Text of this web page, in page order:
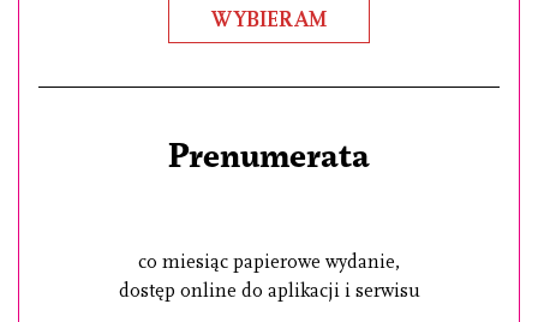
WYBIERAM
Prenumerata
co miesiąc papierowe wydanie,
dostęp online do aplikacji i serwisu